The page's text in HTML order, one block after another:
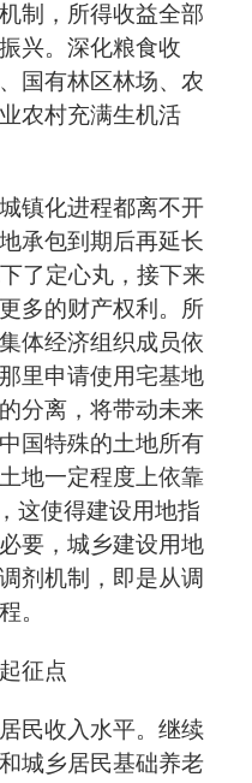
制，所得收益全部
兴。深化粮食收
国有林区林场、农
农村充满生机活
化进程都离不开
承包到期后再延长
了定心丸，接下来
多的财产权利。所
体经济组织成员依
里申请使用宅基地
分离，将带动未来
国特殊的土地所有
地一定程度上依靠
这使得建设用地指
要，城乡建设用地
剂机制，即是从调
。
征点
收入水平。继续
城乡居民基础养老